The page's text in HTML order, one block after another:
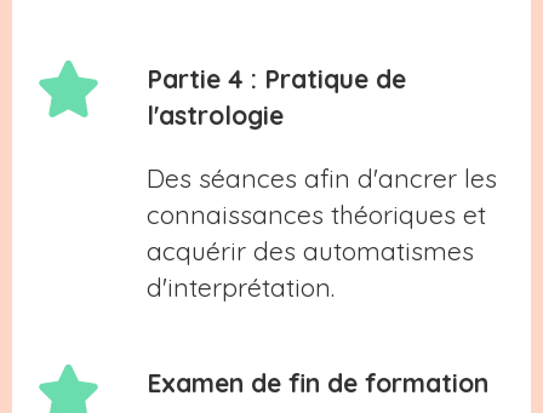
Partie 4 : Pratique de
l'astrologie
Des séances afin d'ancrer les
connaissances théoriques et
acquérir des automatismes
d'interprétation.
Examen de fin de formation